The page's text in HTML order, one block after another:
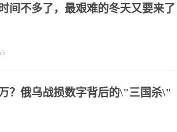
间不多了，最艰难的冬天又要来了
？俄乌战损数字背后的\"三国杀\"